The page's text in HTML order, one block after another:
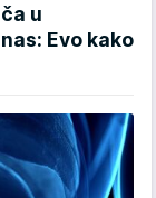
u
Evo kako